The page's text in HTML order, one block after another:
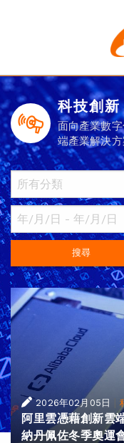
科技創新
面向產業數
端產業解決
搜尋
2026年02月05日 |
阿里雲憑藉創新雲
納丹佩佐冬季奧運